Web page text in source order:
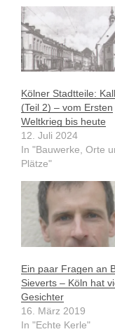
Kölner Stadtteile:
(Teil 2) – vom Ersten
Weltkrieg bis heute
12. Juli 2024
In "Bauwerke, Orte
Plätze"
Ein paar Fragen an
Sieverts – Köln hat
Gesichter
16. März 2019
In "Echte Kerle"